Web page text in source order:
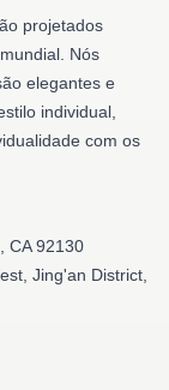
projetados
Nós
elegantes e
individual,
com os
CA 92130
Jing'an District,